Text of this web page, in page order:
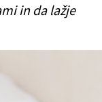
in da lažje